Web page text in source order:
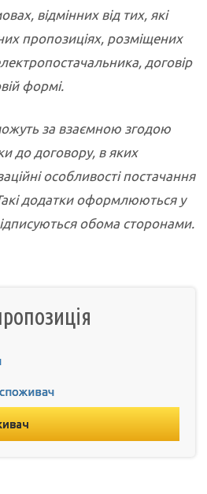
відмінних від тих, які
пропозиціях, розміщених
договір
формі.
за взаємною згодою
до договору, в яких
особливості постачання
додатки оформлюються у
обома сторонами.
факту+ з 01.04.2025 року